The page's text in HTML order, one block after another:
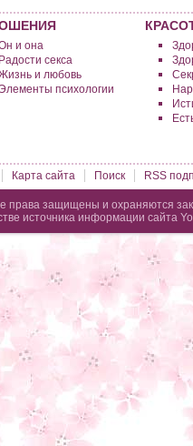
и она
Радости секса
и любовь
психологии
Карта сайта Поиск RSS
права защищены и охраняются
источника информации сайта